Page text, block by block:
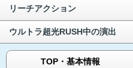
リーチアクション
ウルトラ超光RUSH中の演出
TOP・基本情報